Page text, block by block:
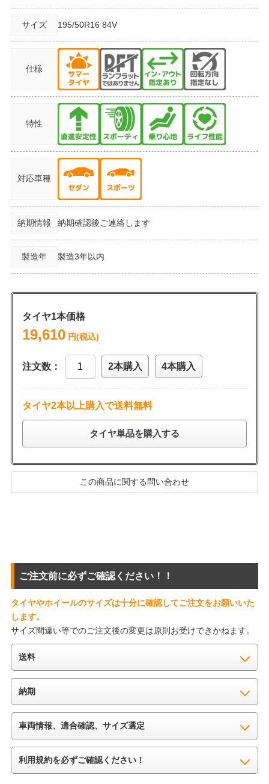
サイズ 195/50R16 84V
仕様
特性
対応車種
納期情報 納期確認後ご連絡します
製造年 製造3年以内
タイヤ1本価格
19,610円(税込)
注文数： 2本購入 4本購入
タイヤ2本以上購入で送料無料
タイヤ単品を購入する
この商品に関する問い合わせ
ご注文前に必ずご確認ください！！
タイヤやホイールのサイズは十分に確認してご注文をお願いいた
します。
サイズ間違い等でのご注文後の変更は原則お受けできかねます。
送料
納期
車両情報、適合確認、サイズ選定
利用規約を必ずご確認ください！